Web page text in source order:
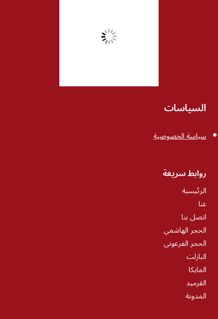
السياسات
سياسة الخصوصية
روابط سريعة
الرئيسية
عنا
اتصل بنا
الحجر الهاشمي
الحجر الفرعونى
البازلت
المايكا
القرميد
المدونة